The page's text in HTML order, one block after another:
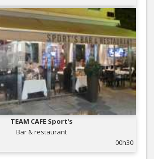
TEAM CAFE Sport's
Bar & restaurant
00h30